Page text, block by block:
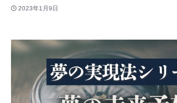
2023年1月9日